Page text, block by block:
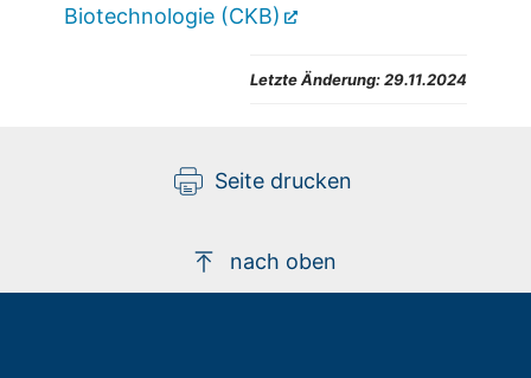
Biotechnologie (CKB)
Letzte Änderung:29.11.2024
Seite drucken
nach oben